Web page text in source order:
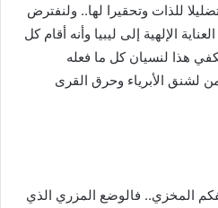
للذات وتحقيرا لها.. ولنفترض
الإلهية إلى ليبيا وأنه أقام كل
هذا لنسيان كل ما فعله
لشنق الأبرياء وحرق القرى
المخزي.. فالوضع المزري الذي